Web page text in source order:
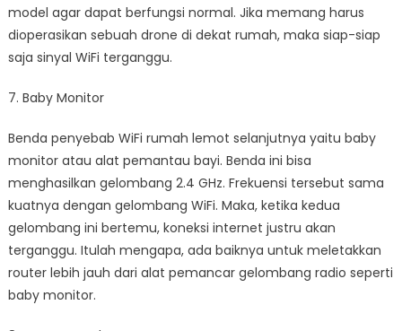
model agar dapat berfungsi normal. Jika memang harus
dioperasikan sebuah drone di dekat rumah, maka siap-siap
saja sinyal WiFi terganggu.
7. Baby Monitor
Benda penyebab WiFi rumah lemot selanjutnya yaitu baby
monitor atau alat pemantau bayi. Benda ini bisa
menghasilkan gelombang 2.4 GHz. Frekuensi tersebut sama
kuatnya dengan gelombang WiFi. Maka, ketika kedua
gelombang ini bertemu, koneksi internet justru akan
terganggu. Itulah mengapa, ada baiknya untuk meletakkan
router lebih jauh dari alat pemancar gelombang radio seperti
baby monitor.